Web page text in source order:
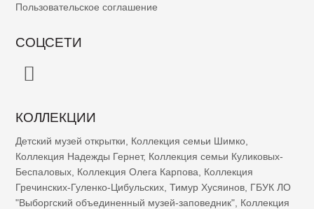
Пользовательское соглашение
СОЦСЕТИ
КОЛЛЕКЦИИ
Детский музей открытки Коллекция семьи Шимко
Коллекция Надежды Гернет, Коллекция семьи Куликовых-
Беспаловых Коллекция Олега Карпова
Коллекция
Гречинских-Гуленко-Цибульских Тимур Хусяинов ГБУК ЛО
"Выборгский объединенный музей-заповедник" Коллекция